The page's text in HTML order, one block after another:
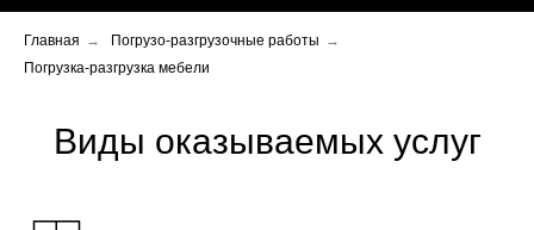
Главная → Погрузо-разгрузочные работы →
Погрузка-разгрузка мебели
Виды оказываемых услуг